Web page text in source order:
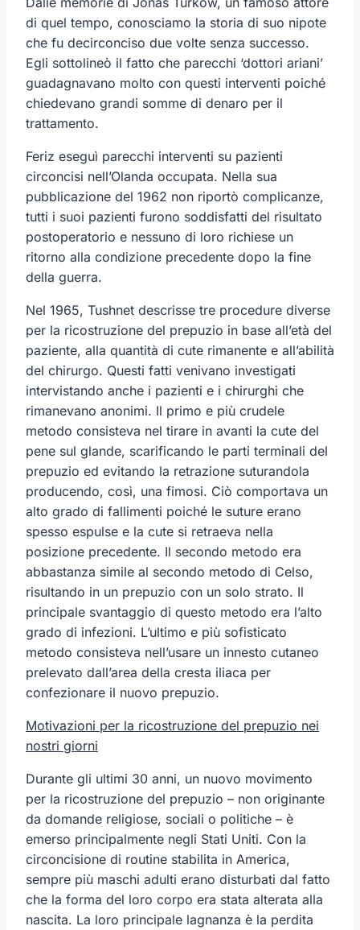
di quel tempo, conosciamo la storia di suo nipote
che fu decirconciso due volte senza successo.
Egli sottolineò il fatto che parecchi ‘dottori ariani’
guadagnavano molto con questi interventi poiché
chiedevano grandi somme di denaro per il
trattamento.
Feriz eseguì parecchi interventi su pazienti
circoncisi nell’Olanda occupata. Nella sua
pubblicazione del 1962 non riportò complicanze,
tutti i suoi pazienti furono soddisfatti del risultato
postoperatorio e nessuno di loro richiese un
ritorno alla condizione precedente dopo la fine
della guerra.
Nel 1965, Tushnet descrisse tre procedure diverse
per la ricostruzione del prepuzio in base all’età del
paziente, alla quantità di cute rimanente e all’abilità
del chirurgo. Questi fatti venivano investigati
intervistando anche i pazienti e i chirurghi che
rimanevano anonimi. Il primo e più crudele
metodo consisteva nel tirare in avanti la cute del
pene sul glande, scarificando le parti terminali del
prepuzio ed evitando la retrazione suturandola
producendo, così, una fimosi. Ciò comportava un
alto grado di fallimenti poiché le suture erano
spesso espulse e la cute si retraeva nella
posizione precedente. Il secondo metodo era
abbastanza simile al secondo metodo di Celso,
risultando in un prepuzio con un solo strato. Il
principale svantaggio di questo metodo era l’alto
grado di infezioni. L’ultimo e più sofisticato
metodo consisteva nell’usare un innesto cutaneo
prelevato dall’area della cresta iliaca per
confezionare il nuovo prepuzio.
Motivazioni per la ricostruzione del prepuzio nei
nostri giorni
Durante gli ultimi 30 anni, un nuovo movimento
per la ricostruzione del prepuzio – non originante
da domande religiose, sociali o politiche – è
emerso principalmente negli Stati Uniti. Con la
circoncisione di routine stabilita in America,
sempre più maschi adulti erano disturbati dal fatto
che la forma del loro corpo era stata alterata alla
nascita. La loro principale lagnanza è la perdita